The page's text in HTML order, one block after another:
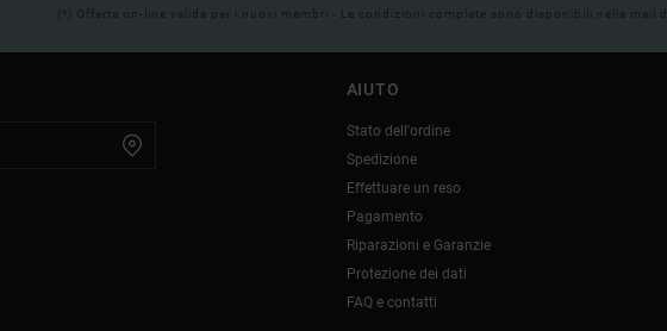
(*) Offerta on-line valida per i nuovi membri - Le condizioni complete sono disponibili nella mail
AIUTO
Stato dell'ordine
Spedizione
Effettuare un reso
Pagamento
Riparazioni e Garanzie
Protezione dei dati
FAQ e contatti